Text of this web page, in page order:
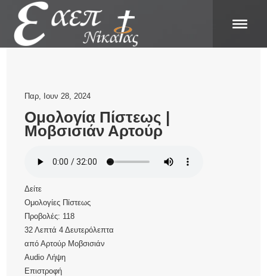
Παρ, Ιουν 28, 2024
Ομολογία Πίστεως |
Μοβσισιάν Αρτούρ
Δείτε
Ομολογίες Πίστεως
Προβολές: 118
32 Λεπτά 4 Δευτερόλεπτα
απόΑρτούρ Μοβσισιάν
Audio Λήψη
Επιστροφή